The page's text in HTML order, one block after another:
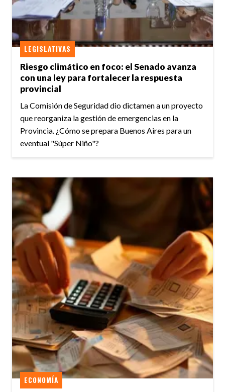
Riesgo climático en foco: el Senado avanza
con una ley para fortalecer la respuesta
provincial
LEGISLATIVAS
La Comisión de Seguridad dio dictamen a un proyecto
que reorganiza la gestión de emergencias en la
Provincia. ¿Cómo se prepara Buenos Aires para un
eventual "Súper Niño"?
ECONOMÍA